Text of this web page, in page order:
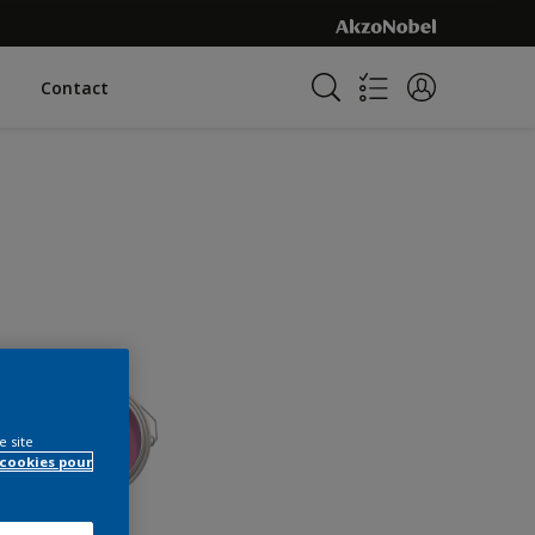
Contact
site
pour